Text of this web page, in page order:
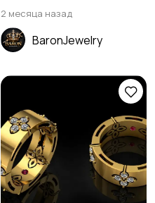
2 месяца назад
BaronJewelry